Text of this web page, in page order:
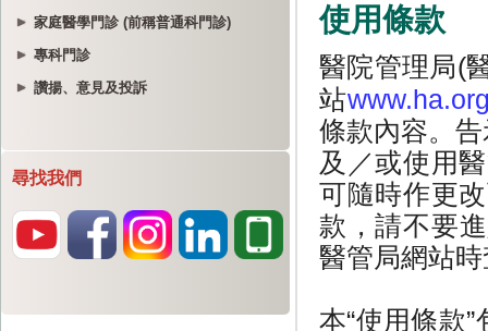
家庭醫學門診 (前稱普通科門診)
專科門診
讚揚、意見及投訴
尋找我們